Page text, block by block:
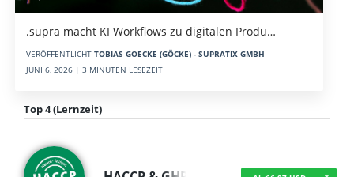
.supra macht KI Workflows zu digitalen Produ…
VERÖFFENTLICHT TOBIAS GOECKE (GÖCKE) - SUPRATIX GMBH
JUNI 6, 2026 | 3 MINUTEN LESEZEIT
Top 4 (Lernzeit)